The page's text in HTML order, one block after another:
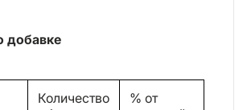
добавке
Количество
% от